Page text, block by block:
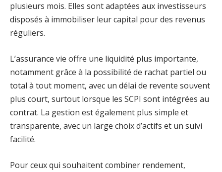
plusieurs mois. Elles sont adaptées aux investisseurs
disposés à immobiliser leur capital pour des revenus
réguliers.
L’assurance vie offre une liquidité plus importante,
notamment grâce à la possibilité de rachat partiel ou
total à tout moment, avec un délai de revente souvent
plus court, surtout lorsque les SCPI sont intégrées au
contrat. La gestion est également plus simple et
transparente, avec un large choix d’actifs et un suivi
facilité.
Pour ceux qui souhaitent combiner rendement,